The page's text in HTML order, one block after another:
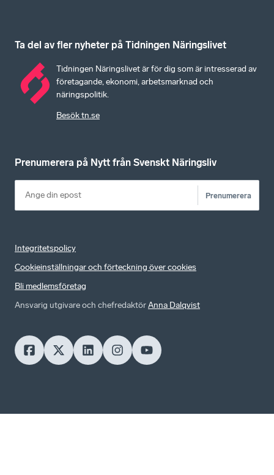
Ta del av fler nyheter på Tidningen Näringslivet
Tidningen Näringslivet är för dig som är intresserad av
företagande, ekonomi, arbetsmarknad och
näringspolitik.
Besök tn.se
Prenumerera på Nytt från Svenskt Näringsliv
Prenumerera
Integritetspolicy
Cookieinställningar och förteckning över cookies
Bli medlemsföretag
Ansvarig utgivare och chefredaktörAnna Dalqvist